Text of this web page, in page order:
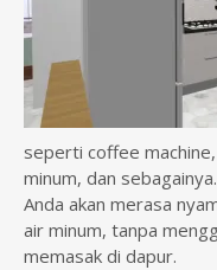
seperti coffee
minum, dan
Anda akan merasa
air minum, tanpa
memasak di dapur.